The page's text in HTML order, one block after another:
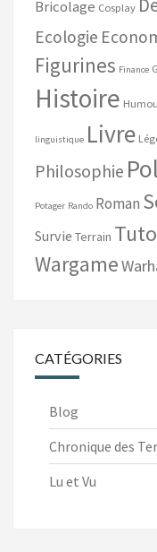
Bricolage Cosplay
Ecologie
Figurines Finance
Histoire
linguistique Livre
Philosophie
Potager Rando Roman
Survie Terrain Tuto
Wargame
CATÉGORIES
Blog
Chronique des
Lu et Vu